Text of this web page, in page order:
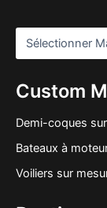
Custom
Demi-coques
Bateaux à
Voiliers sur